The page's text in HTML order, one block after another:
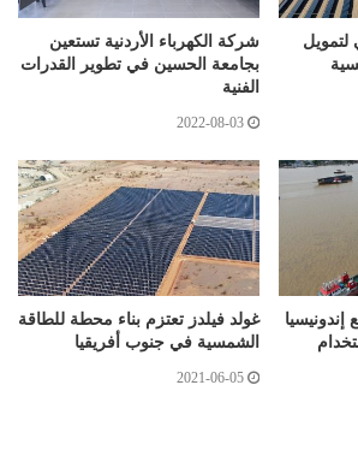
لتمويل
شركة الكهرباء الأردنية تستعين
بجامعة الحسين في تطوير القدرات
الفنية
2022-08-03
إندونيسيا
غولد فيلدز تعتزم بناء محطة للطاقة
الشمسية في جنوب أفريقيا
2021-06-05